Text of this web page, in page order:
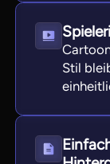
Stil